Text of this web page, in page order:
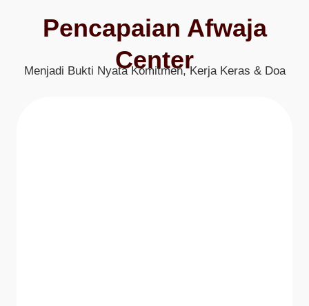
Pencapaian Afwaja
Center
Menjadi Bukti Nyata Komitmen, Kerja Keras & Doa